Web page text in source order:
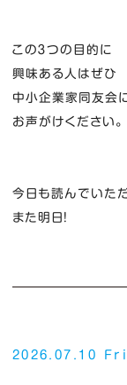
この３つの目的に
興味ある人はぜひ
中小企業家同友会
お声がけください。
今日も読んでいた
また明日！
2026.07.10 Fri